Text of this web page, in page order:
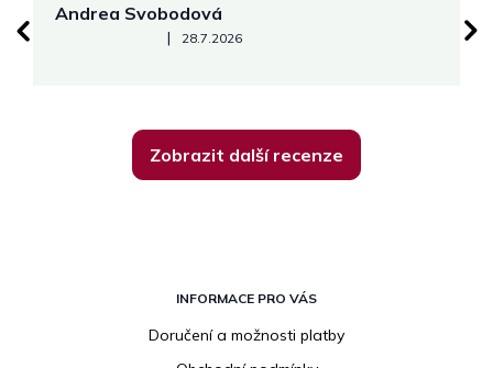
Andrea Svobodová
Hodnocení obchodu je 5 z 5 hvězdiček.
| 28.7.2026
Zobrazit další recenze
INFORMACE PRO VÁS
Doručení a možnosti platby